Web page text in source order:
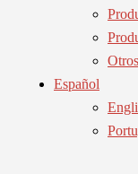
Español